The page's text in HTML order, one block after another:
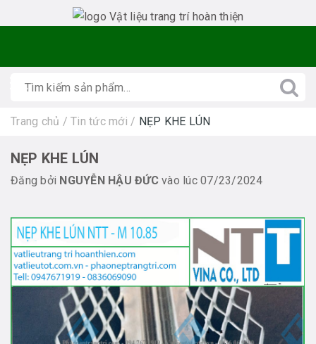
Trang chủ / Tin tức mới / NẸP KHE LÚN
NẸP KHE LÚN
Đăng bởi NGUYỄN HẬU ĐỨCvào lúc 07/23/2024